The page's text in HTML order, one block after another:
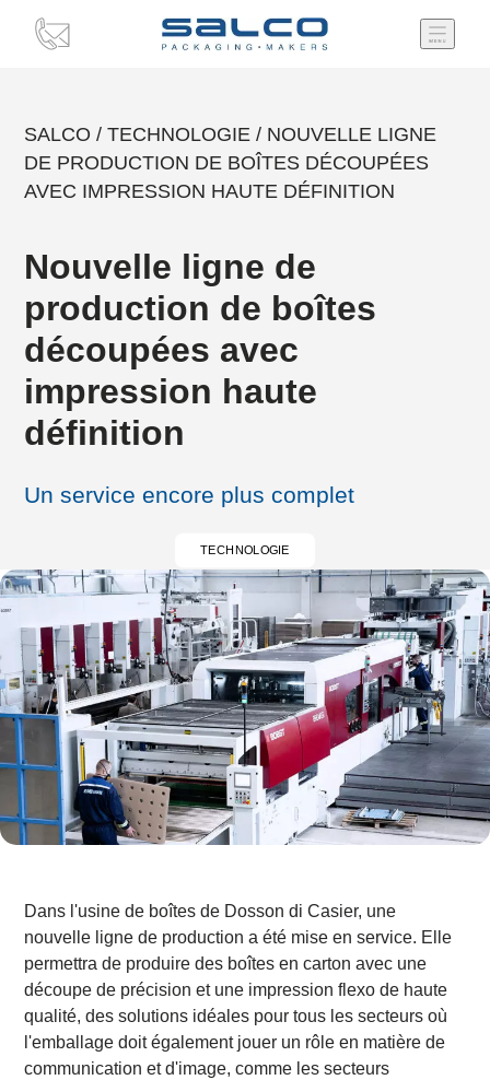
SALCO /TECHNOLOGIE / NOUVELLE LIGNE
DE PRODUCTION DE BOÎTES DÉCOUPÉES
AVEC IMPRESSION HAUTE DÉFINITION
Nouvelle ligne de
production de boîtes
découpées avec
impression haute
définition
Un service encore plus complet
TECHNOLOGIE
Dans l'usine de boîtes de Dosson di Casier, une
nouvelle ligne de production a été mise en service. Elle
permettra de produire des boîtes en carton avec une
découpe de précision et une impression flexo de haute
qualité, des solutions idéales pour tous les secteurs où
l'emballage doit également jouer un rôle en matière de
communication et d'image, comme les secteurs